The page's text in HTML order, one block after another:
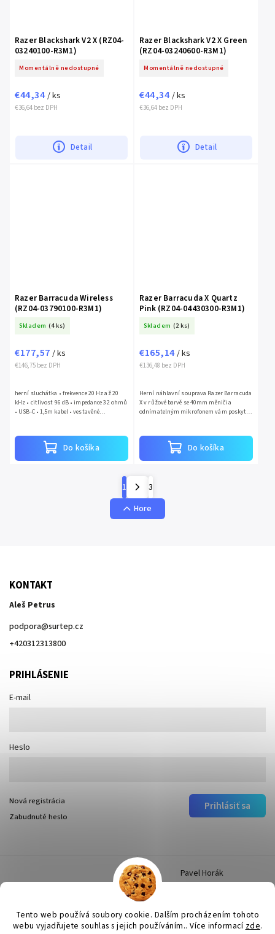
Tento web používá soubory cookie. Dalším procházením tohoto
webu vyjadřujete souhlas s jejich používáním.. Více informací zde.
Razer Blackshark V2 X (RZ04-
03240100-R3M1)
Momentálně nedostupné
€36,64 bez DPH
€44,34/ ks
Detail
Razer Blackshark V2 X Green
(RZ04-03240600-R3M1)
Momentálně nedostupné
€36,64 bez DPH
€44,34/ ks
Detail
Razer Barracuda Wireless
(RZ04-03790100-R3M1)
Skladem (4 ks)
€146,75 bez DPH
€177,57 / ks
Do košíka
herní sluchátka • frekvence 20 Hz až 20
kHz • citlivost 96 dB • impedance 32 ohmů
• USB-C • 1,5m kabel • vestavěné
Razer Barracuda X Quartz
Pink (RZ04-04430300-R3M1)
Skladem (2 ks)
€136,48 bez DPH
€165,14/ ks
Do košíka
Herní náhlavní souprava Razer Barracuda
X v růžové barvě se 40mm měniči a
odnímatelným mikrofonem vám poskytne
1
3
Hore
KONTAKT
Aleš Petrus
podpora@surtep.cz
+420312313800
PRIHLÁSENIE
E-mail
Heslo
Prihlásiť sa
Nová registrácia
Zabudnuté heslo
Pavel Horák